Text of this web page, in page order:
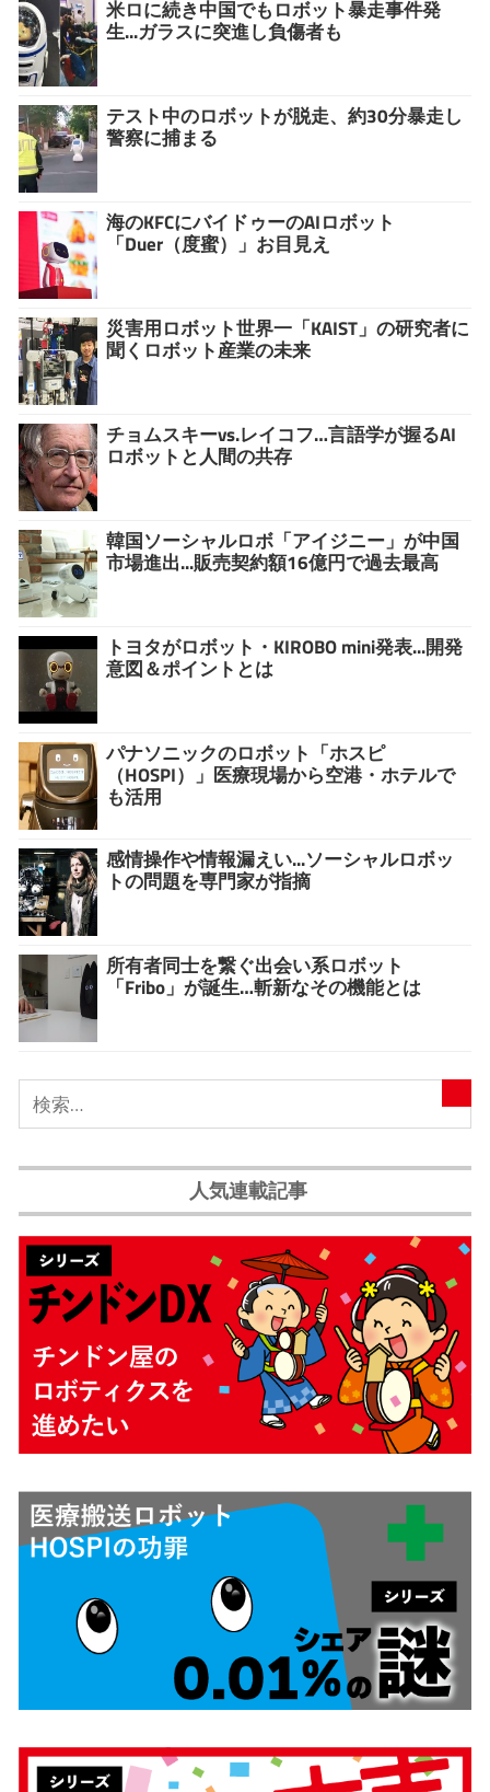
米ロに続き中国でもロボット暴走事件発
生...ガラスに突進し負傷者も
テスト中のロボットが脱走、約30分暴走し
警察に捕まる
海のKFCにバイドゥーのAIロボット
「Duer（度蜜）」お目見え
災害用ロボット世界一「KAIST」の研究者に
聞くロボット産業の未来
チョムスキーvs.レイコフ…言語学が握るAI
ロボットと人間の共存
韓国ソーシャルロボ「アイジニー」が中国
市場進出...販売契約額16億円で過去最高
トヨタがロボット・KIROBO mini発表...開発
意図＆ポイントとは
パナソニックのロボット「ホスピ
（HOSPI）」医療現場から空港・ホテルで
も活用
感情操作や情報漏えい...ソーシャルロボッ
トの問題を専門家が指摘
所有者同士を繋ぐ出会い系ロボット
「Fribo」が誕生…斬新なその機能とは
人気連載記事